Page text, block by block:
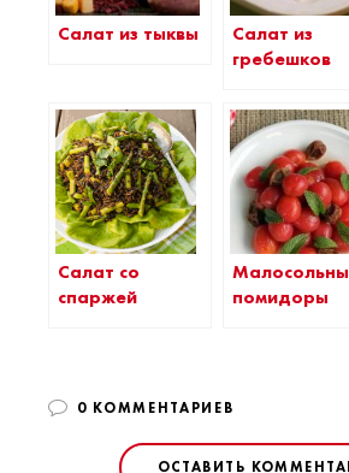
Салат из тыквы
Салат из
гребешков
Салат со
спаржей
помидоры
0 КОММЕНТАРИЕВ
ОСТАВИТЬ